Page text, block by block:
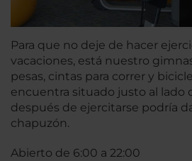
Para que no deje de hacer
vacaciones, está nuestro
pesas, cintas para correr y
encuentra situado justo al lado
después de ejercitarse podría
chapuzón.
Abierto de 6:00 a 22:00